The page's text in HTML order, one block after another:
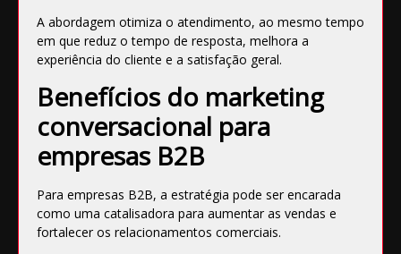
A abordagem otimiza o atendimento, ao mesmo tempo
em que reduz o tempo de resposta, melhora a
experiência do cliente e a satisfação geral.
Benefícios do marketing
conversacional para
empresas B2B
Para empresas B2B, a estratégia pode ser encarada
como uma catalisadora para aumentar as vendas e
fortalecer os relacionamentos comerciais.